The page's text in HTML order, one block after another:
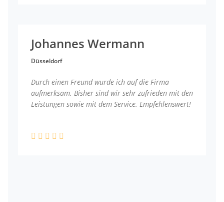
Johannes Wermann
Düsseldorf
Durch einen Freund wurde ich auf die Firma
aufmerksam. Bisher sind wir sehr zufrieden mit den
Leistungen sowie mit dem Service. Empfehlenswert!